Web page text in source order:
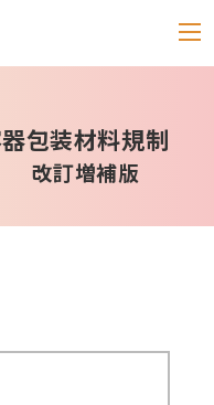
包装材料規制
改訂増補版